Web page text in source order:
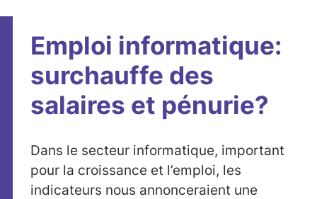
Emploi informatique:
surchauffe des
salaires et pénurie?
Dans le secteur informatique, important
pour la croissance et l’emploi, les
indicateurs nous annonceraient une